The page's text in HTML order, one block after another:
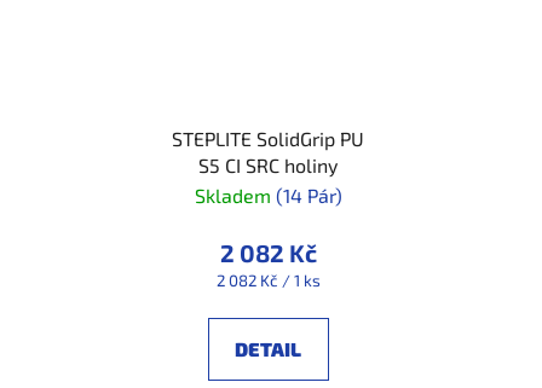
STEPLITE SolidGrip PU
S5 CI SRC holiny
Skladem (14 Pár)
2 082 Kč
Měrná
2 082 Kč / 1 ks
DETAIL